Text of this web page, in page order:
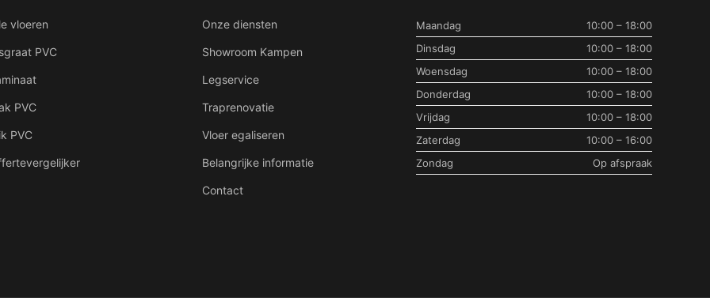
vloeren
PVC
PVC
PVC
Onze diensten
Showroom Kampen
Legservice
Traprenovatie
Vloer egaliseren
Belangrijke informatie
Contact
Maandag
10:00 – 18:00
Dinsdag
10:00 – 18:00
Woensdag
10:00 – 18:00
Donderdag
10:00 – 18:00
Vrijdag
10:00 – 18:00
Zaterdag
10:00 – 16:00
Zondag
Op afspraak